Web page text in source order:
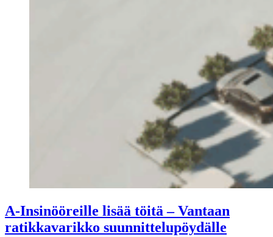
A-Insinööreille lisää töitä – Vantaan
ratikkavarikko suunnittelupöydälle